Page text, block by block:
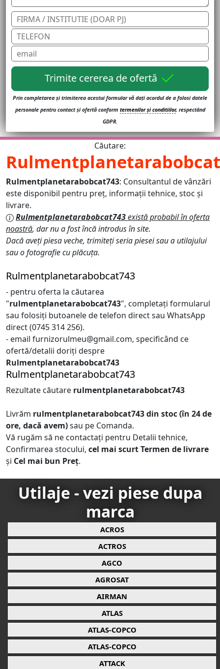
Trimite cererea de ofertă
Prin completarea și trimiterea acestui formular vă dați acordul de a folosi datele
personale pentru contact și ofertă conform termenilor și conditiilor, respectând
GDPR.
Căutare:
Rulmentplanetarabobcat743: Consultantul de vânzări
este disponibil pentru preț, informații tehnice, stoc și
livrare.
Rulmentplanetarabobcat743există probabil în oferta
noastră, dar nu a fost încă introdus în site.
Dacă aveți piesa veche, trimiteți seria piesei sau a utilajului
sau o fotografie cu plăcuța.
Rulmentplanetarabobcat743
- pentru oferta la căutarea
"rulmentplanetarabobcat743", completați formularul
sau folosiți butoanele de telefon direct sau WhatsApp
direct (0745 314 256).
- email furnizorulmeu@gmail.com, specificând ce
ofertă/detalii doriți despre
Rulmentplanetarabobcat743
Rulmentplanetarabobcat743
Rezultate căutare rulmentplanetarabobcat743
Livrăm rulmentplanetarabobcat743din stoc (în 24 de
ore, dacă avem)sau pe Comanda.
Vă rugăm să ne contactați pentru Detalii tehnice,
Confirmarea stocului, cel mai scurt Termen de livrare
și Cel mai bun Preț.
Utilaje - vezi piese dupa
marca
ACROS
ACTROS
AGCO
AGROSAT
AIRMAN
ATLAS
ATLAS-COPCO
ATLAS-COPCO
ATTACK